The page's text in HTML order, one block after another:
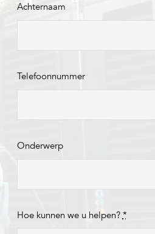
Achternaam
Telefoonnummer
Onderwerp
Hoe kunnen we u helpen? *